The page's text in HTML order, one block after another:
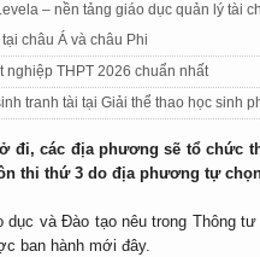
– nền tảng giáo dục quản lý tài
châu Á và châu Phi
nghiệp THPT 2026 chuẩn nhất
tranh tài tại Giải thể thao học sinh
đi, các địa phương sẽ tổ chức
thi thứ 3 do địa phương tự
dục và Đào tạo nêu trong Thông
ban hành mới đây.